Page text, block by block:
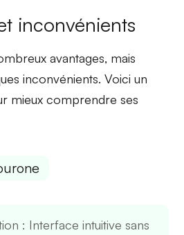
inconvénients
avantages, mais
inconvénients. Voici un
mieux comprendre ses
: Interface intuitive sans